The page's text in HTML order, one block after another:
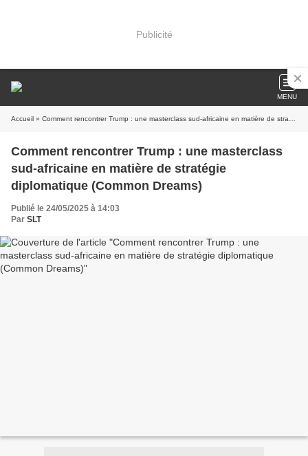
Publicité
MENU
Accueil » Comment rencontrer Trump : une masterclass sud-africaine en matière de stratégie diplomatique (Common Dreams)
Comment rencontrer Trump : une masterclass
sud-africaine en matière de stratégie
diplomatique (Common Dreams)
Publié le 24/05/2025 à 14:03
Par SLT